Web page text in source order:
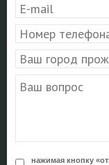
нажимая кнопку